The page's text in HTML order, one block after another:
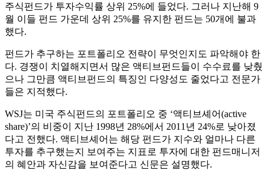
주식펀드가 투자수익률 상위 25%에 들었다. 그러나 지난해 9
월 이들 펀드 가운데 상위 25%를 유지한 펀드는 50개에 불과
했다.
펀드가 추구하는 포트폴리오 전략이 무엇인지도 파악해야 한
다. 경쟁이 치열해지면서 많은 액티브펀드들이 수수료를 낮췄
으나 그만큼 액티브펀드의 특징인 다양성도 줄었다고 전문가
들은 지적했다.
WSJ는 미국 주식펀드의 포트폴리오 중 ‘액티브셰어(active
share)’의 비중이 지난 1998년 28%에서 2011년 24%로 낮아졌
다고 전했다. 액티브셰어는 해당 펀드가 지수와 얼마나 다른
투자를 추구했는지 보여주는 지표로 투자에 대한 펀드매니저
의 혜안과 자신감을 보여준다고 신문은 설명했다.